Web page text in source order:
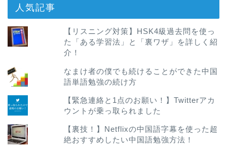
人気記事
【リスニング対策】HSK4級過去問を使っ
た「ある学習法」と「裏ワザ」を詳しく紹
介！
なまけ者の僕でも続けることができた中国
語単語勉強の続け方
【緊急連絡と1点のお願い！】Twitterアカ
ウントが乗っ取られました
【裏技！】Netflixの中国語字幕を使った超
絶おすすめしたい中国語勉強方法！